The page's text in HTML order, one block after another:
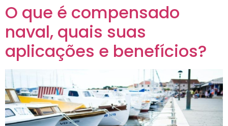
O que é compensado
naval, quais suas
aplicações e benefícios?